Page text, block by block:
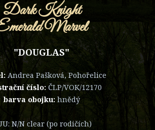
Dark Knight
Marvel
"DOUGLAS"
Andrea Pašková, Pohořelice
číslo: ČLP/VOK/12170
barva obojku:hnědý
N/N clear (po rodičích)